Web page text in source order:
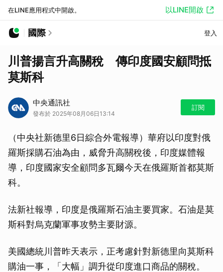
在LINE應用程式中開啟。 以LINE開啟
國際 登入
川普揚言升高關稅 傳印度國安顧問抵
莫斯科
中央通訊社
發布於 2025年08月06日13:14
訂閱
（中央社新德里6日綜合外電報導）華府以印度對俄
羅斯採購石油為由，威脅升高關稅後，印度媒體報
導，印度國家安全顧問多瓦爾今天在俄羅斯首都莫斯
科。
法新社報導，印度是俄羅斯石油主要買家。石油是莫
斯科對烏克蘭軍事攻勢主要財源。
美國總統川普昨天表示，正考慮針對新德里向莫斯科
購油一事，「大幅」調升從印度進口商品的關稅。